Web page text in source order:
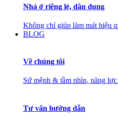
Nhà ở riêng lẻ, dân dụng
Không chỉ giúp làm mát hiệu
BLOG
Về chúng tôi
Sứ mệnh & tầm nhìn, năng
Tư vấn hướng dẫn